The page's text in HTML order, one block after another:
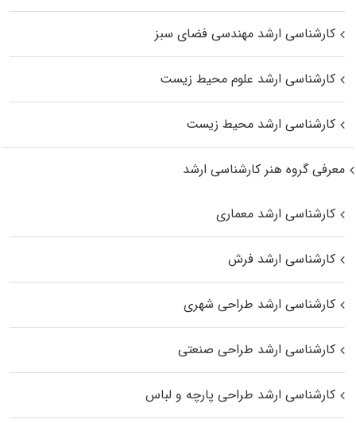
کارشناسی ارشد مهندسی فضای سبز
کارشناسی ارشد علوم محیط‌ زیست
کارشناسی ارشد محیط زیست
معرفی گروه هنر کارشناسی ارشد
کارشناسی ارشد معماری
کارشناسی ارشد فرش
کارشناسی ارشد طراحی شهری
کارشناسی ارشد طراحی صنعتی
کارشناسی ارشد طراحی پارچه و لباس